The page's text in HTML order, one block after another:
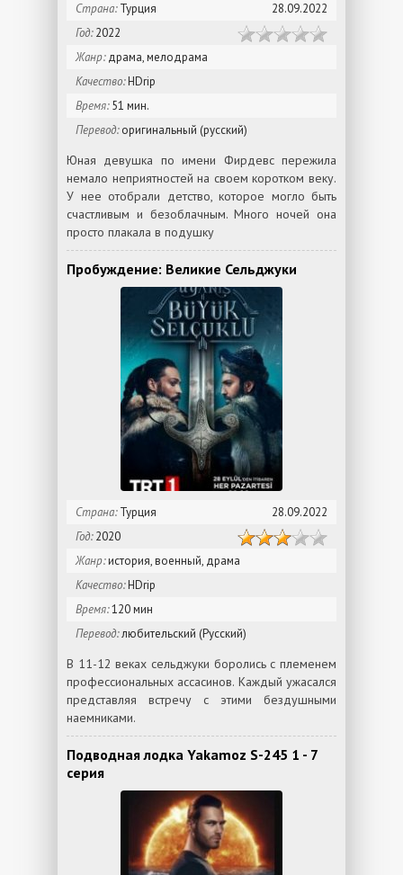
Страна:Турция
28.09.2022
Год:2022
Жанр:драма, мелодрама
Качество:HDrip
Время:51 мин.
Перевод:оригинальный (русский)
Юная девушка по имени Фирдевс пережила
немало неприятностей на своем коротком веку.
У нее отобрали детство, которое могло быть
счастливым и безоблачным. Много ночей она
просто плакала в подушку
Пробуждение: Великие Сельджуки
Страна:Турция
28.09.2022
Год:2020
Жанр:история, военный, драма
Качество:HDrip
Время:120 мин
Перевод:любительский (Русский)
В 11-12 веках сельджуки боролись с племенем
профессиональных ассасинов. Каждый ужасался
представляя встречу с этими бездушными
наемниками.
Подводная лодка Yakamoz S-245 1 - 7
серия